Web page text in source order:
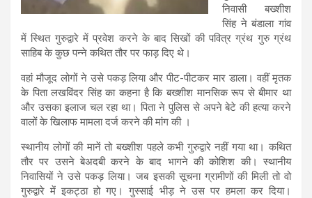
निवासी बख्शीश
सिंह ने बंडाला गांव
में स्थित गुरुद्वारे में प्रवेश करने के बाद सिखों की पवित्र ग्रंथ गुरु ग्रंथ
साहिब के कुछ पन्ने कथित तौर पर फाड़ दिए थे।
वहां मौजूद लोगों ने उसे पकड़ लिया और पीट-पीटकर मार डाला। वहीं मृतक
के पिता लखविंदर सिंह का कहना है कि बख्शीश मानसिक रूप से बीमार था
और उसका इलाज चल रहा था। पिता ने पुलिस से अपने बेटे की हत्या करने
वालों के खिलाफ मामला दर्ज करने की मांग की ।
स्थानीय लोगों की मानें तो बख्शीश पहले कभी गुरुद्वारे नहीं गया था। कथित
तौर पर उसने बेअदबी करने के बाद भागने की कोशिश की। स्थानीय
निवासियों ने उसे पकड़ लिया। जब इसकी सूचना ग्रामीणों की मिली तो वो
गुरुद्वारे में इकट्ठा हो गए। गुस्साई भीड़ ने उस पर हमला कर दिया।